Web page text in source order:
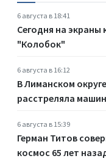
6 августа в 18:41
Сегодня на
"Колобок"
6 августа в 16:12
В Лиманском
расстреляла
6 августа в 15:39
Герман Титов
космос 65 лет